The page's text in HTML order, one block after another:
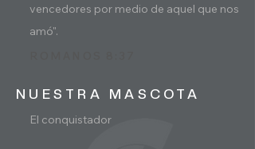
vencedores por medio de aquel que nos
amó".
NUESTRA MASCOTA
El conquistador